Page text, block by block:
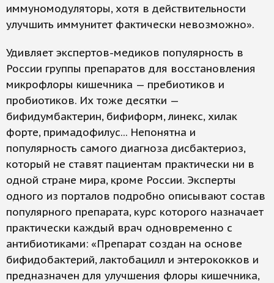
иммуномодуляторы, хотя в действительности
улучшить иммунитет фактически невозможно».
Удивляет экспертов-медиков популярность в
России группы препаратов для восстановления
микрофлоры кишечника — пребиотиков и
пробиотиков. Их тоже десятки —
бифидумбактерин, бифиформ, линекс, хилак
форте, примадофилус... Непонятна и
популярность самого диагноза дисбактериоз,
который не ставят пациентам практически ни в
одной стране мира, кроме России. Эксперты
одного из порталов подробно описывают состав
популярного препарата, курс которого назначает
практически каждый врач одновременно с
антибиотиками: «Препарат создан на основе
бифидобактерий, лактобацилл и энтерококков и
предназначен для улучшения флоры кишечника,